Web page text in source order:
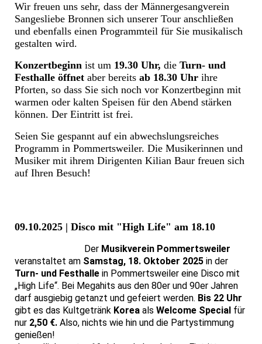
Wir freuen uns sehr, dass der Männergesangverein
Sangesliebe Bronnen sich unserer Tour anschließen
und ebenfalls einen Programmteil für Sie musikalisch
gestalten wird.
Konzertbeginn ist um 19.30 Uhr, die Turn- und
Festhalle öffnet aber bereits ab 18.30 Uhr ihre
Pforten, so dass Sie sich noch vor Konzertbeginn mit
warmen oder kalten Speisen für den Abend stärken
können. Der Eintritt ist frei.
Seien Sie gespannt auf ein abwechslungsreiches
Programm in Pommertsweiler. Die Musikerinnen und
Musiker mit ihrem Dirigenten Kilian Baur freuen sich
auf Ihren Besuch!
09.10.2025 | Disco mit "High Life" am 18.10
Der Musikverein Pommertsweiler
veranstaltet am Samstag, 18. Oktober 2025 in der
Turn- und Festhalle in Pommertsweiler eine Disco mit
„High Life“. Bei Megahits aus den 80er und 90er Jahren
darf ausgiebig getanzt und gefeiert werden. Bis 22 Uhr
gibt es das Kultgetränk Korea als Welcome Special für
nur 2,50 €. Also, nichts wie hin und die Partystimmung
genießen!